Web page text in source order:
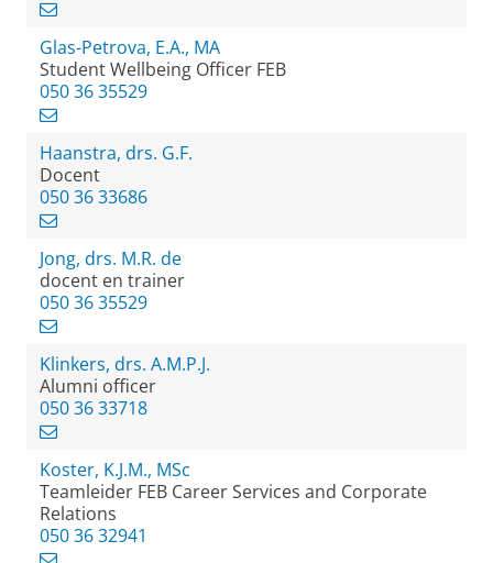
Glas-Petrova, E.A., MA
Student Wellbeing Officer FEB
050 36 35529
Haanstra, drs. G.F.
Docent
050 36 33686
Jong, drs. M.R. de
docent en trainer
050 36 35529
Klinkers, drs. A.M.P.J.
Alumni officer
050 36 33718
Koster, K.J.M., MSc
Teamleider FEB Career Services and Corporate
Relations
050 36 32941